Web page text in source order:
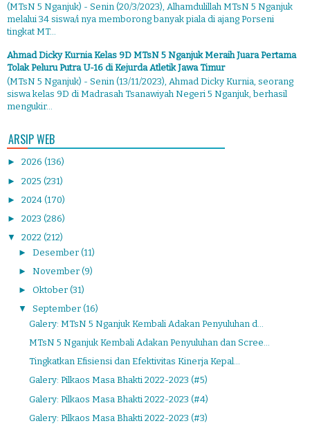
(MTsN 5 Nganjuk) - Senin (20/3/2023), Alhamdulillah MTsN 5 Nganjuk
melalui 34 siswa/i nya memborong banyak piala di ajang Porseni
tingkat MT...
Ahmad Dicky Kurnia Kelas 9D MTsN 5 Nganjuk Meraih Juara Pertama
Tolak Peluru Putra U-16 di Kejurda Atletik Jawa Timur
(MTsN 5 Nganjuk) - Senin (13/11/2023), Ahmad Dicky Kurnia, seorang
siswa kelas 9D di Madrasah Tsanawiyah Negeri 5 Nganjuk, berhasil
mengukir...
ARSIP WEB
► 2026 (136)
► 2025 (231)
► 2024 (170)
► 2023 (286)
▼ 2022 (212)
► Desember (11)
► November (9)
► Oktober (31)
▼ September (16)
Galery: MTsN 5 Nganjuk Kembali Adakan Penyuluhan d...
MTsN 5 Nganjuk Kembali Adakan Penyuluhan dan Scree...
Tingkatkan Efisiensi dan Efektivitas Kinerja Kepal...
Galery: Pilkaos Masa Bhakti 2022-2023 (#5)
Galery: Pilkaos Masa Bhakti 2022-2023 (#4)
Galery: Pilkaos Masa Bhakti 2022-2023 (#3)